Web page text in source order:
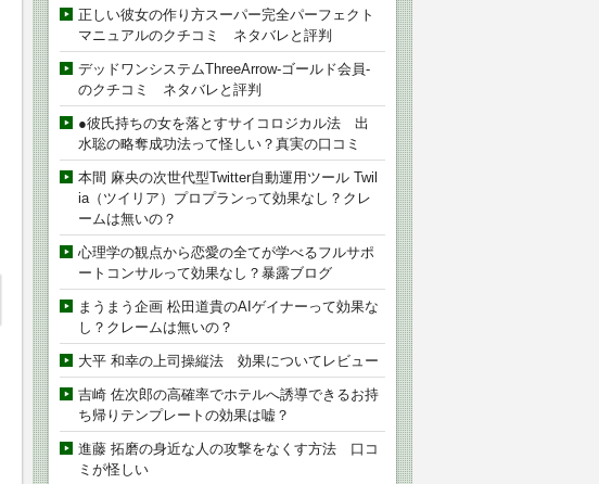
正しい彼女の作り方スーパー完全パーフェクト
マニュアルのクチコミ ネタバレと評判
デッドワンシステムThreeArrow-ゴールド会員-
のクチコミ ネタバレと評判
●彼氏持ちの女を落とすサイコロジカル法 出
水聡の略奪成功法って怪しい？真実の口コミ
本間 麻央の次世代型Twitter自動運用ツール Twil
ia（ツイリア）プロプランって効果なし？クレ
ームは無いの？
心理学の観点から恋愛の全てが学べるフルサポ
ートコンサルって効果なし？暴露ブログ
まうまう企画 松田道貴のAIゲイナーって効果な
し？クレームは無いの？
大平 和幸の上司操縦法 効果についてレビュー
吉崎 佐次郎の高確率でホテルへ誘導できるお持
ち帰りテンプレートの効果は嘘？
進藤 拓磨の身近な人の攻撃をなくす方法 口コ
ミが怪しい